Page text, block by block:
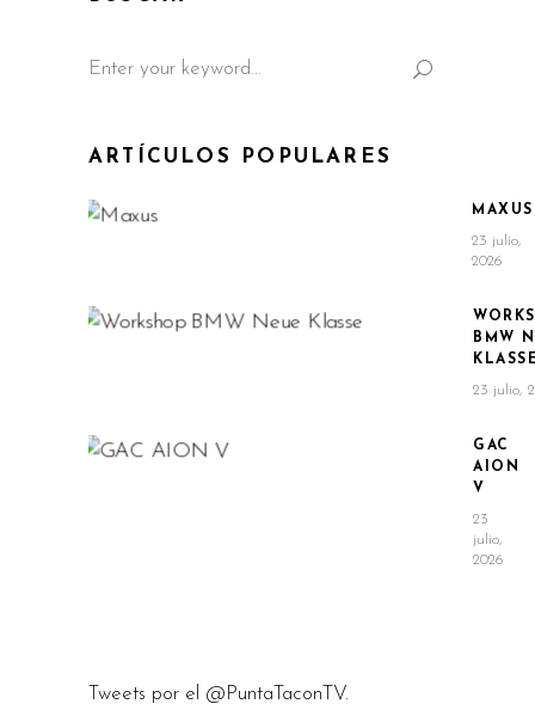
for:
ARTÍCULOS POPULARES
MAXUS
23 julio,
2026
BMW
23 julio,
GAC
AION
V
23
julio,
2026
Tweets por el @PuntaTaconTV.